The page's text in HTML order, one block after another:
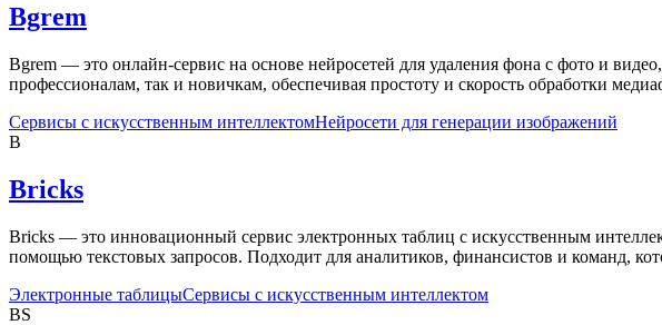
Bgrem
Bgrem — это онлайн-сервис на основе нейросетей для удаления фона с фото и
профессионалам, так и новичкам, обеспечивая простоту и скорость обработки
Сервисы с искусственным интеллектомНейросети для генерации изображений
B
Bricks
Bricks — это инновационный сервис электронных таблиц с искусственным
помощью текстовых запросов. Подходит для аналитиков, финансистов и команд,
Электронные таблицыСервисы с искусственным интеллектом
BS